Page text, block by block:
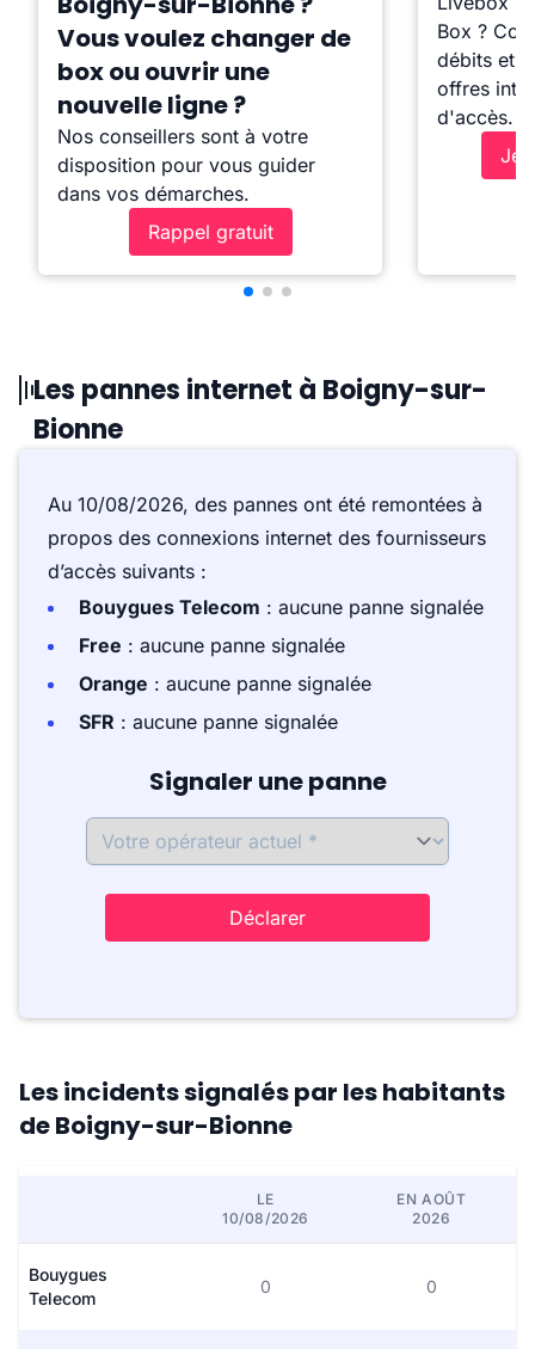
Vous voulez changer de
box ou ouvrir une
nouvelle ligne ?
Nos conseillers sont à votre
disposition pour vous guider
dans vos démarches.
Rappel gratuit
Box ?
débits et
offres
d'accès.
Je
Les pannes internet à Boigny-sur-
Bionne
Au 10/08/2026, des pannes ont été remontées à
propos des connexions internet des fournisseurs
d’accès suivants :
Bouygues Telecom : aucune panne signalée
Free : aucune panne signalée
Orange : aucune panne signalée
SFR : aucune panne signalée
Signaler une panne
Déclarer
Les incidents signalés par les habitants
de Boigny-sur-Bionne
LE
10/08/2026
EN AOÛT
2026
Bouygues
Telecom
0 0